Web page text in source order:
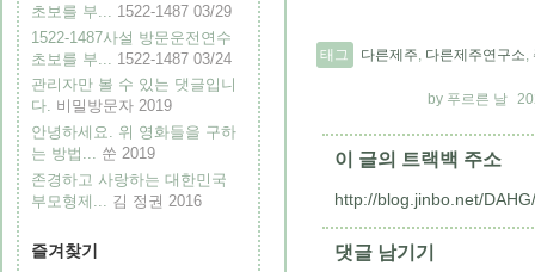
초보를 부...
1522-1487 03/29
1522-1487사설 방문운전연수
초보를 부...
1522-1487 03/24
관리자만 볼 수 있는 댓글입니
다. 비밀방문자 2019
안녕하세요. 위 영화들을 구하
는 방법... 쑨 2019
존경하고 사랑하는 대한민국
부모형제... 김 정권 2016
즐겨찾기
태그 다른제주, 다른제주연구소,
푸르른 날
이 글의 트랙백 주소
http://blog.jinbo.net/
댓글 남기기